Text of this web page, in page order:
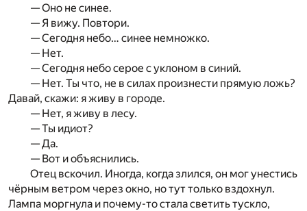
— Оно не синее.
— Я вижу. Повтори.
— Сегодня небо… синее немножко.
— Нет.
— Сегодня небо серое с уклоном в синий.
— Нет. Ты что, не в силах произнести прямую ложь?
Давай, скажи: я живу в городе.
— Нет, я живу в лесу.
— Ты идиот?
— Да.
— Вот и объяснились.
Отец вскочил. Иногда, когда злился, он мог унестись
чёрным ветром через окно, но тут только вздохнул.
Лампа моргнула и почему-то стала светить тускло,